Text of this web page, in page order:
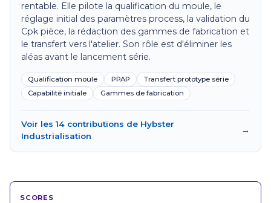
rentable. Elle pilote la qualification du moule, le
réglage initial des paramètres process, la validation du
Cpk pièce, la rédaction des gammes de fabrication et
le transfert vers l'atelier. Son rôle est d'éliminer les
aléas avant le lancement série.
Qualification moule PPAP
Transfert prototype série
Capabilité initiale
Gammes de fabrication
Voir les 14 contributions de Hybster
Industrialisation
→
SCORES